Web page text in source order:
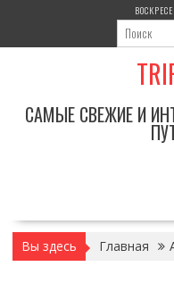
содержимому
САМЫЕ СВЕЖИЕ И
Вы здесь Главная